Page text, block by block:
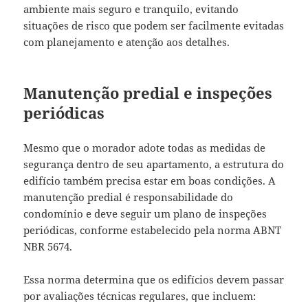
ambiente mais seguro e tranquilo, evitando
situações de risco que podem ser facilmente evitadas
com planejamento e atenção aos detalhes.
Manutenção predial e inspeções
periódicas
Mesmo que o morador adote todas as medidas de
segurança dentro de seu apartamento, a estrutura do
edifício também precisa estar em boas condições. A
manutenção predial é responsabilidade do
condomínio e deve seguir um plano de inspeções
periódicas, conforme estabelecido pela norma ABNT
NBR 5674.
Essa norma determina que os edifícios devem passar
por avaliações técnicas regulares, que incluem: